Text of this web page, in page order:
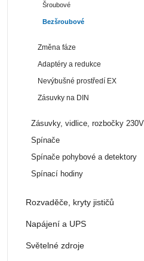
Šroubové
Bezšroubové
Změna fáze
Adaptéry a redukce
Nevýbušné prostředí EX
Zásuvky na DIN
Zásuvky, vidlice, rozbočky 230V
Spínače
Spínače pohybové a detektory
Spínací hodiny
Rozvaděče, kryty jističů
Napájení a UPS
Světelné zdroje